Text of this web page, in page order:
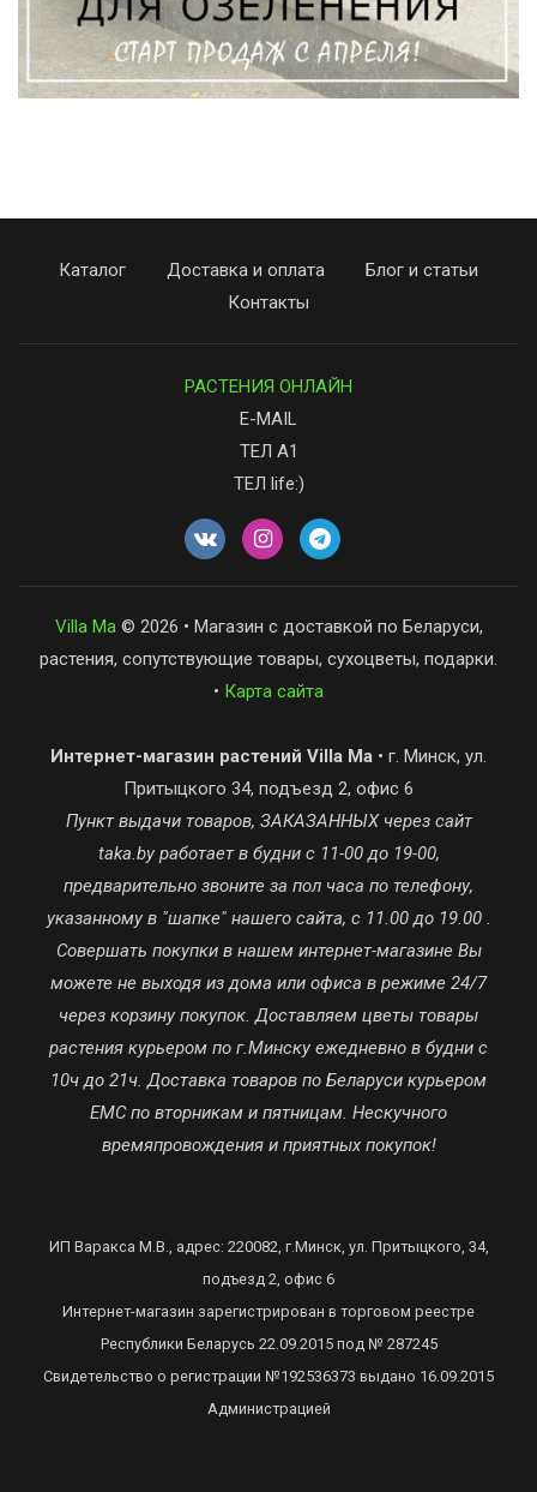
Каталог Доставка и оплата
Блог и статьи
Контакты
РАСТЕНИЯ ОНЛАЙН
E-MAIL
ТЕЛ А1
ТЕЛ life:)
Villa Ma© 2026 • Магазин с доставкой по Беларуси,
растения, сопутствующие товары, сухоцветы, подарки.
• Карта сайта
Интернет-магазин растений Villa Ma • г. Минск, ул.
Притыцкого 34, подъезд 2, офис 6
Пункт выдачи товаров, ЗАКАЗАННЫХ через сайт
taka.by работает в будни с 11-00 до 19-00,
предварительно звоните за пол часа по телефону,
указанному в "шапке" нашего сайта, с 11.00 до 19.00 .
Совершать покупки в нашем интернет-магазине Вы
можете не выходя из дома или офиса в режиме 24/7
через корзину покупок. Доставляем цветы товары
растения курьером по г.Минску ежедневно в будни с
10ч до 21ч. Доставка товаров по Беларуси курьером
ЕМС по вторникам и пятницам. Нескучного
времяпровождения и приятных покупок!
ИП Варакса М.В., адрес: 220082, г.Минск, ул. Притыцкого, 34,
подъезд 2, офис 6
Интернет-магазин зарегистрирован в торговом реестре
Республики Беларусь 22.09.2015 под № 287245
Свидетельство о регистрации №192536373 выдано 16.09.2015
Администрацией